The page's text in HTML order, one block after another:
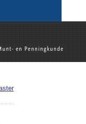
voor Munt- en